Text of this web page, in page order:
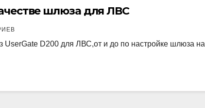
шлюза для ЛВС
D200 для ЛВС,от и до по настройке шлюза на